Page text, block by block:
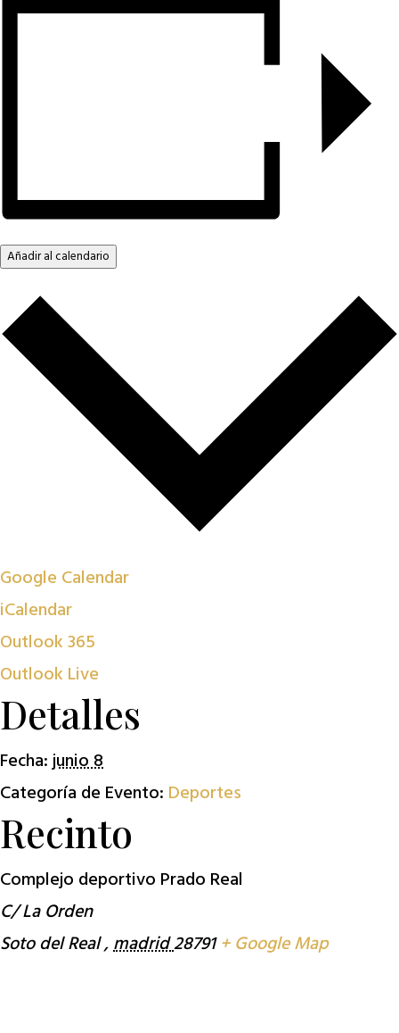
Añadir al calendario
Google Calendar
iCalendar
Outlook 365
Outlook Live
Detalles
Fecha:junio 8
Categoría de Evento: Deportes
Recinto
Complejo deportivo Prado Real
C/ La Orden
Soto del Real,madrid28791 + Google Map